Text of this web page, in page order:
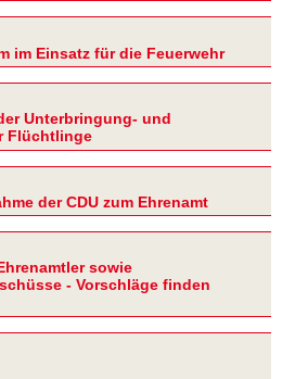
im Einsatz für die Feuerwehr
Unterbringung- und
Flüchtlinge
der CDU zum Ehrenamt
sowie
- Vorschläge finden